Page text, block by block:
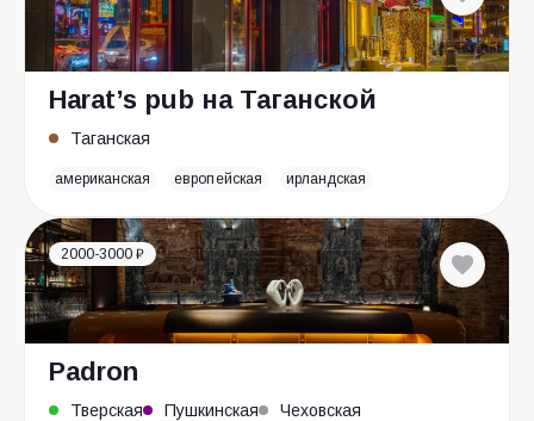
Harat’s pub на Таганской
Таганская
американская европейская ирландская
2000-3000 ₽
Padron
Тверская Пушкинская Чеховская